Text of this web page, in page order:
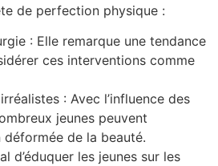
de perfection physique :
: Elle remarque une tendance
ces interventions comme
: Avec l’influence des
jeunes peuvent
de la beauté.
d’éduquer les jeunes sur les